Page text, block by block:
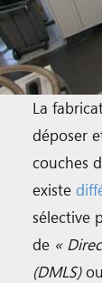
La
déposer
couches
existe
sélective
de «
(DMLS)ou